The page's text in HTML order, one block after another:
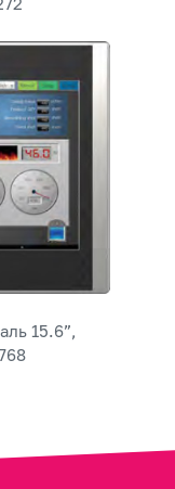
15.6”,